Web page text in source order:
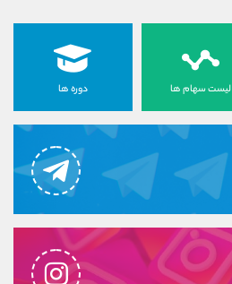
لیست سهام ها دوره ها